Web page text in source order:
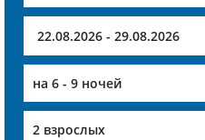
на 6 - 9 ночей
2 взрослых